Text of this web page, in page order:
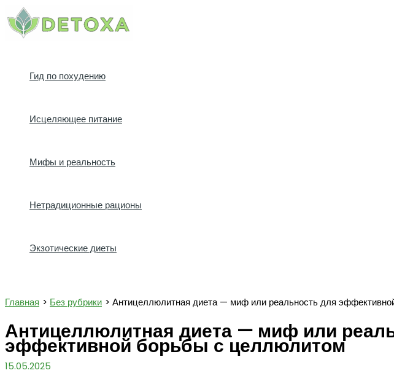
Перейти
к
содержимому
Гид по похудению
Исцеляющее питание
Мифы и реальность
Нетрадиционные рационы
Экзотические диеты
Главная Без рубрики Антицеллюлитная диета — миф или реальность для
Антицеллюлитная диета — миф или
эффективной борьбы с целлюлитом
15.05.2025